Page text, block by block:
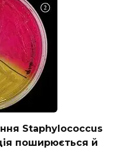
Staphylococcus
поширюється й